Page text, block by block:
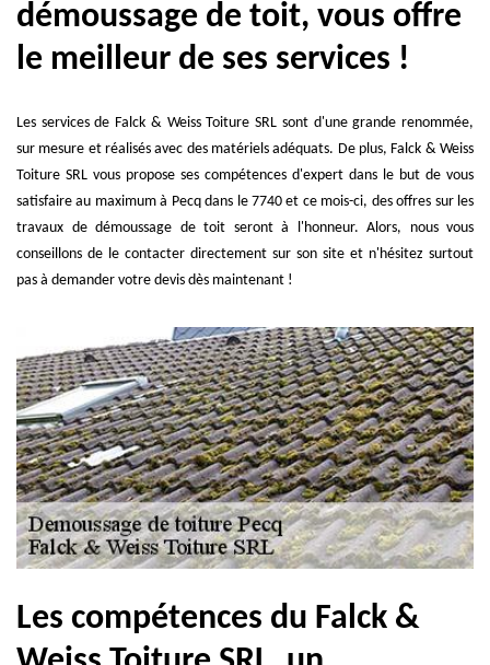
démoussage de toit, vous offre
le meilleur de ses services !
Les services de Falck & Weiss Toiture SRL sont d'une grande renommée,
sur mesure et réalisés avec des matériels adéquats. De plus, Falck & Weiss
Toiture SRL vous propose ses compétences d'expert dans le but de vous
satisfaire au maximum à Pecq dans le 7740 et ce mois-ci, des offres sur les
travaux de démoussage de toit seront à l'honneur. Alors, nous vous
conseillons de le contacter directement sur son site et n'hésitez surtout
pas à demander votre devis dès maintenant !
Les compétences du Falck &